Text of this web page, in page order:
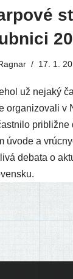
17. 1.
už neja­ký
orga­ni­zo­va­li v
úvo­de a
deba­ta o